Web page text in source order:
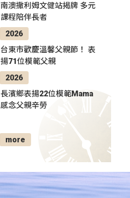
南澳撒利姆文健站揭牌 多元
課程陪伴長者
2026
台東市歡慶溫馨父親節！ 表
揚71位模範父親
2026
長濱鄉表揚22位模範Mama
感念父親辛勞
more